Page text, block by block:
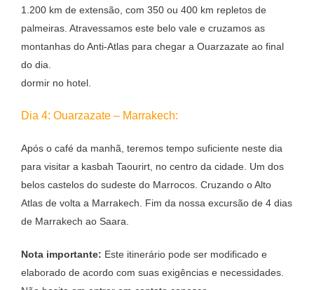
1.200 km de extensão, com 350 ou 400 km repletos de
palmeiras. Atravessamos este belo vale e cruzamos as
montanhas do Anti-Atlas para chegar a Ouarzazate ao final
do dia.
dormir no hotel.
Dia 4: Ouarzazate – Marrakech:
Após o café da manhã, teremos tempo suficiente neste dia
para visitar a kasbah Taourirt, no centro da cidade. Um dos
belos castelos do sudeste do Marrocos. Cruzando o Alto
Atlas de volta a Marrakech. Fim da nossa excursão de 4 dias
de Marrakech ao Saara.
Nota importante: Este itinerário pode ser modificado e
elaborado de acordo com suas exigências e necessidades.